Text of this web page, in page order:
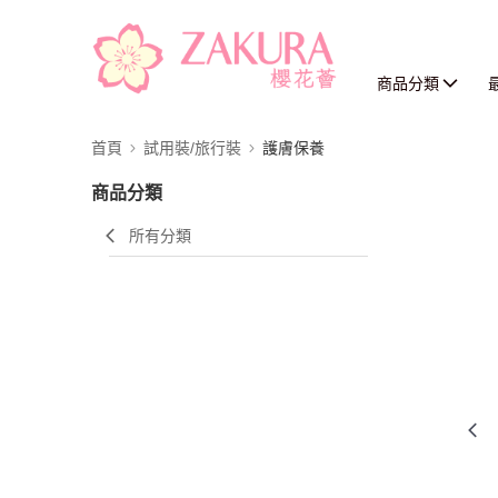
商品分類
首頁 試用裝/旅行裝 護膚保養
商品分類
所有分類